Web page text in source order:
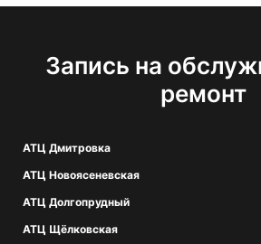
Запись на
ремонт
АТЦ Дмитровка
АТЦ Новоясеневская
АТЦ Долгопрудный
АТЦ Щёлковская